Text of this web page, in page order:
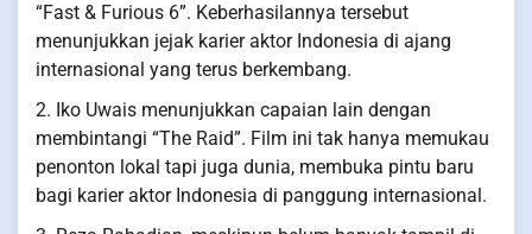
“Fast & Furious 6”. Keberhasilannya tersebut
menunjukkan jejak karier aktor Indonesia di ajang
internasional yang terus berkembang.
2. Iko Uwais menunjukkan capaian lain dengan
membintangi “The Raid”. Film ini tak hanya memukau
penonton lokal tapi juga dunia, membuka pintu baru
bagi karier aktor Indonesia di panggung internasional.